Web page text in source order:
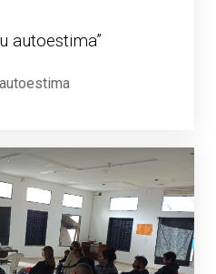
autoestima”